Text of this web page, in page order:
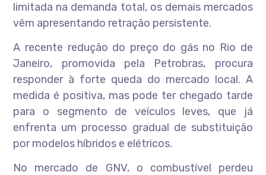
limitada na demanda total, os demais mercados
vêm apresentando retração persistente.
A recente redução do preço do gás no Rio de
Janeiro, promovida pela Petrobras, procura
responder à forte queda do mercado local. A
medida é positiva, mas pode ter chegado tarde
para o segmento de veículos leves, que já
enfrenta um processo gradual de substituição
por modelos híbridos e elétricos.
No mercado de GNV, o combustível perdeu